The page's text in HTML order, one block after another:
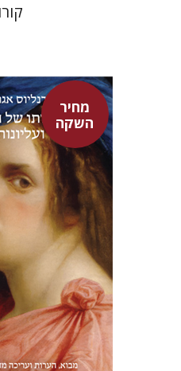
מחיר
השקה
היינריך
אבנר בן-זקן
נתן רון
מחיר
$31